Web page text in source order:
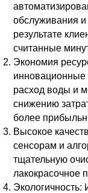
обслуживания и
результате
считанные
Экономия
инновационные
расход воды и
снижению
более
Высокое
сенсорам и
тщательную
лакокрасочное
Экологичность: